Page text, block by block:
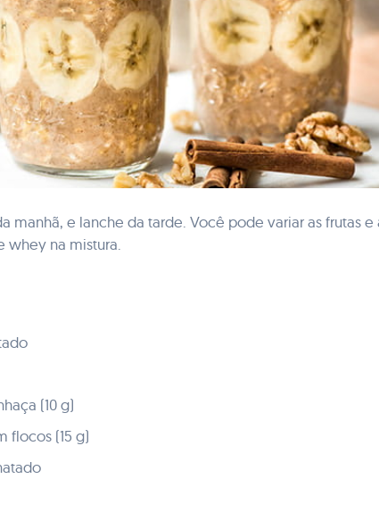
manhã, e lanche da tarde. Você pode variar as frutas
whey na mistura.
(10 g)
flocos (15 g)